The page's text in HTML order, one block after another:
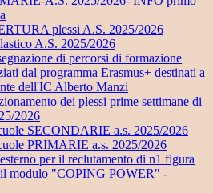
plessi A.S. 2025/2026
A.S. 2025/2026
di percorsi di formazione
dal programma Erasmus+ destinati a
dell'IC Alberto Manzi
dei plessi prime settimane di
2026
SECONDARIE a.s. 2025/2026
PRIMARIE a.s. 2025/2026
per il reclutamento di n1 figura
modulo "COPING POWER" -